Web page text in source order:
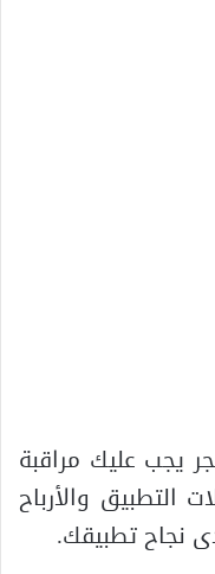
يجب عليك مراقبة
التطبيق والأرباح
نجاح تطبيقك.